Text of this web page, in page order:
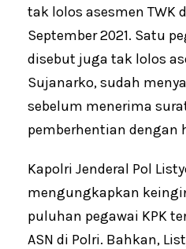
tak lolos asesmen TWK
September 2021. Satu
disebut juga tak lolos
Sujanarko, sudah
sebelum menerima
pemberhentian dengan
Kapolri Jenderal Pol
mengungkapkan
puluhan pegawai KPK
ASN di Polri. Bahkan,